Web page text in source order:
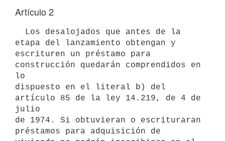
Artículo 2
etapa del lanzamiento obtengan y
escrituren un préstamo para
construcción quedarán comprendidos en
lo
dispuesto en el literal b) del
artículo 85 de la ley 14.219, de 4 de
julio
de 1974. Si obtuvieran o escrituraran
préstamos para adquisición de